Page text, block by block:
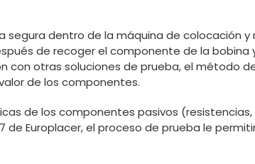
segura dentro de la máquina de colocación
de recoger el componente de la
otras soluciones de prueba, el método
de los componentes.
de los componentes pasivos
de Europlacer, el proceso de prueba le